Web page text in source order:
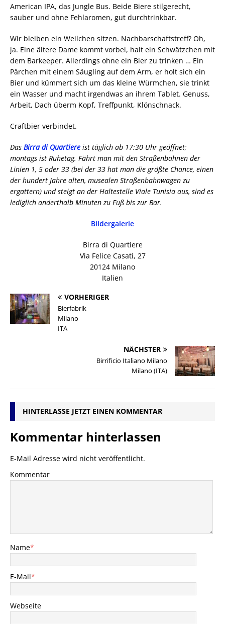
American IPA, das Jungle Bus. Beide Biere stilgerecht,
sauber und ohne Fehlaromen, gut durchtrinkbar.
Wir bleiben ein Weilchen sitzen. Nachbarschaftstreff? Oh,
ja. Eine ältere Dame kommt vorbei, halt ein Schwätzchen mit
dem Barkeeper. Allerdings ohne ein Bier zu trinken … Ein
Pärchen mit einem Säugling auf dem Arm, er holt sich ein
Bier und kümmert sich um das kleine Würmchen, sie trinkt
ein Wasser und macht irgendwas an ihrem Tablet. Genuss,
Arbeit, Dach überm Kopf, Treffpunkt, Klönschnack.
Craftbier verbindet.
Das Birra di Quartiere ist täglich ab 17:30 Uhr geöffnet;
montags ist Ruhetag. Fährt man mit den Straßenbahnen der
Linien 1, 5 oder 33 (bei der 33 hat man die größte Chance, einen
der hundert Jahre alten, musealen Straßenbahnwagen zu
ergattern) und steigt an der Haltestelle Viale Tunisia aus, sind es
lediglich anderthalb Minuten zu Fuß bis zur Bar.
Bildergalerie
Birra di Quartiere
Via Felice Casati, 27
20124 Milano
Italien
VORHERIGER
Bierfabrik
Milano
ITA
NÄCHSTER
Birrificio Italiano Milano
Milano (ITA)
HINTERLASSE JETZT EINEN KOMMENTAR
Kommentar hinterlassen
E-Mail Adresse wird nicht veröffentlicht.
Kommentar
Name*
E-Mail*
Webseite